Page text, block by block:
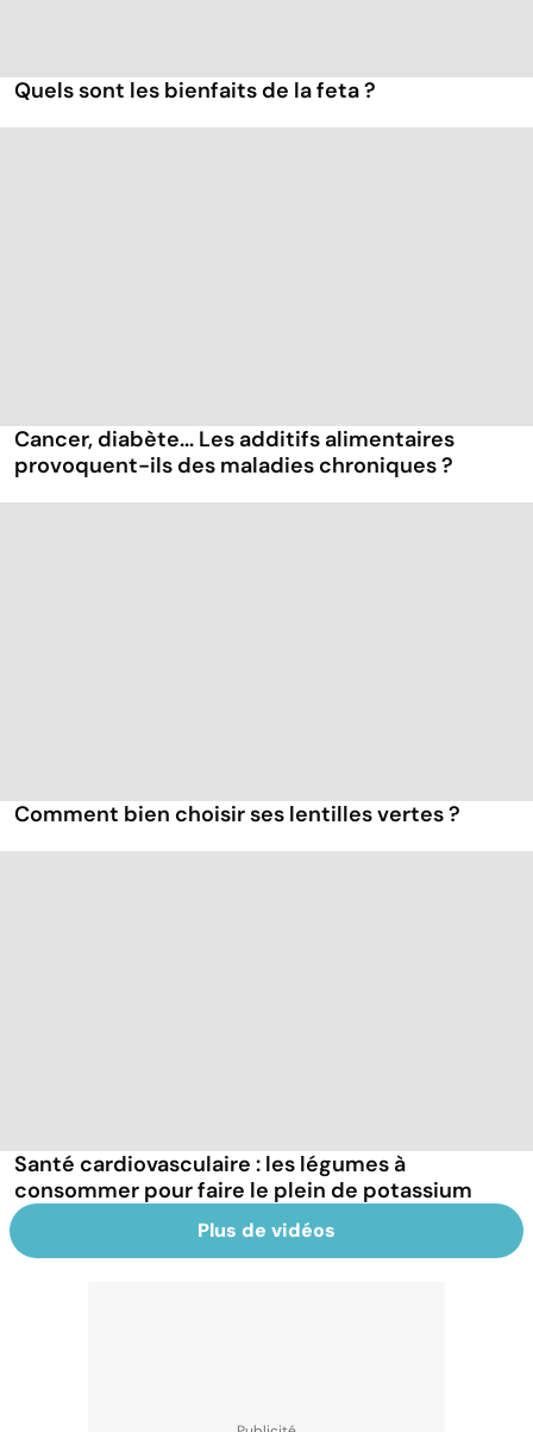
Quels sont les bienfaits de la feta ?
Cancer, diabète... Les additifs alimentaires
provoquent-ils des maladies chroniques ?
Comment bien choisir ses lentilles vertes ?
Santé cardiovasculaire : les légumes à
consommer pour faire le plein de potassium
Plus de vidéos